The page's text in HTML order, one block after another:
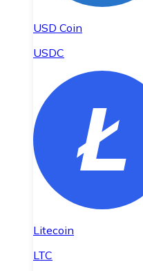
USD Coin
USDC
Litecoin
LTC